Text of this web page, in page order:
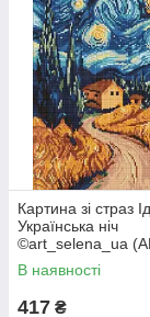
Картина зі страз
Українська ніч
©art_selena_ua
40 х 50 см (На
В наявності
417 ₴